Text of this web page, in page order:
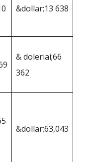
&dollar;13 638
& doleriai;66
362
&dollar;63,043